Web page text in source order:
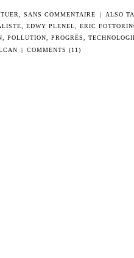
,SANS COMMENTAIRE | ALSO
EDWY PLENEL ERIC
POLLUTION PROGRÈS
| COMMENTS (11)